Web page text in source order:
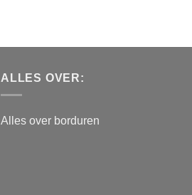
ALLES OVER:
Alles over borduren